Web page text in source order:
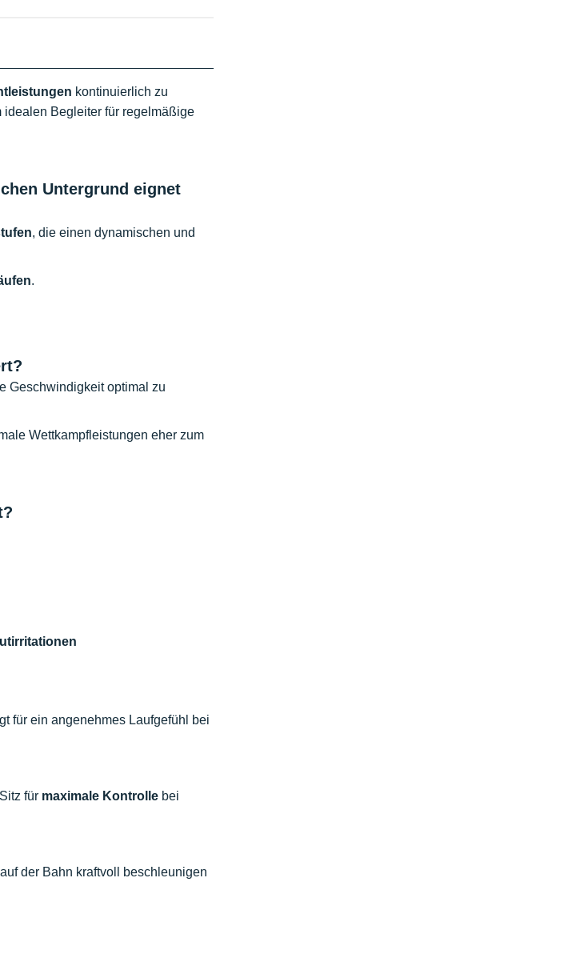
kontinuierlich zu
idealen Begleiter für regelmäßige
Untergrund eignet
, die einen dynamischen und
.
Geschwindigkeit optimal zu
Wettkampfleistungen eher zum
für ein angenehmes Laufgefühl bei
für maximale Kontrolle bei
der Bahn kraftvoll beschleunigen